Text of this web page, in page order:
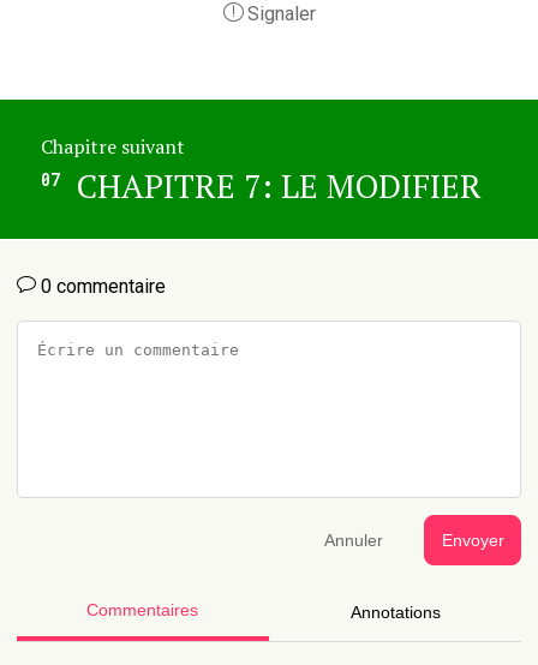
Signaler
Chapitre suivant
07 CHAPITRE 7: LE MODIFIER
0 commentaire
Annuler Envoyer
Commentaires Annotations